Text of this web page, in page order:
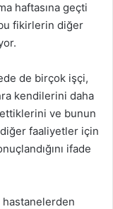
haftasına geçti
fikirlerin diğer
de birçok işçi,
kendilerini daha
ve bunun
faaliyetler için
ifade
hastanelerden